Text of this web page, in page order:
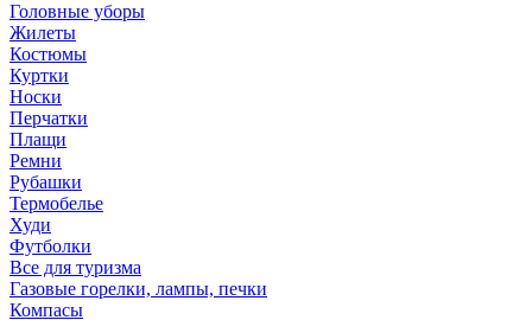
Головные уборы
Жилеты
Костюмы
Куртки
Носки
Перчатки
Плащи
Ремни
Рубашки
Термобелье
Худи
Футболки
Все для туризма
Газовые горелки, лампы, печки
Компасы